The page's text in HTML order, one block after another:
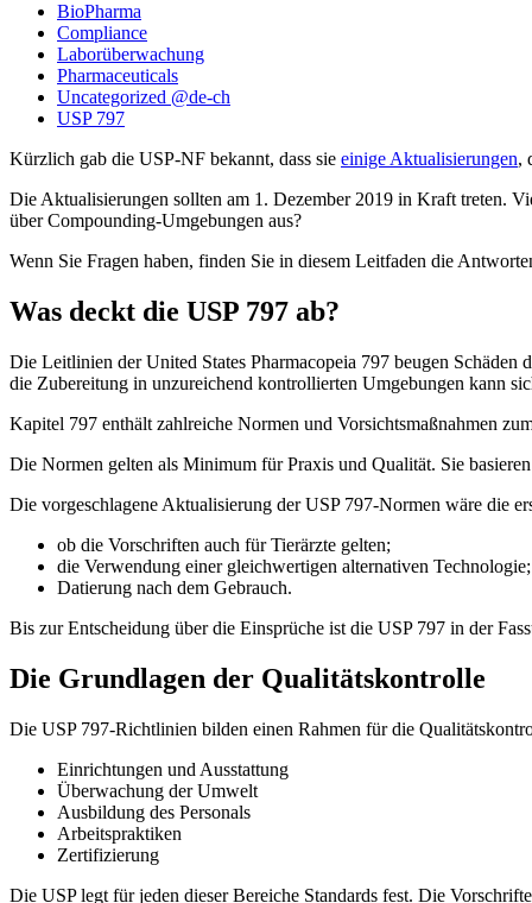
BioPharma
Compliance
Laborüberwachung
Pharmaceuticals
Uncategorized @de-ch
USP 797
Kürzlich gab die USP-NF bekannt, dass sie einige Aktualisierungen,
Die Aktualisierungen sollten am 1. Dezember 2019 in Kraft treten.
über Compounding-Umgebungen aus?
Wenn Sie Fragen haben, finden Sie in diesem Leitfaden die
Was deckt die USP 797 ab?
Die Leitlinien der United States Pharmacopeia 797 beugen Schäden
die Zubereitung in unzureichend kontrollierten Umgebungen kann
Kapitel 797 enthält zahlreiche Normen und Vorsichtsmaßnahmen
Die Normen gelten als Minimum für Praxis und Qualität. Sie
Die vorgeschlagene Aktualisierung der USP 797-Normen wäre die
ob die Vorschriften auch für Tierärzte gelten;
die Verwendung einer gleichwertigen alternativen
Datierung nach dem Gebrauch.
Bis zur Entscheidung über die Einsprüche ist die USP 797 in der
Die Grundlagen der Qualitätskontrolle
Die USP 797-Richtlinien bilden einen Rahmen für die
Einrichtungen und Ausstattung
Überwachung der Umwelt
Ausbildung des Personals
Arbeitspraktiken
Zertifizierung
Die USP legt für jeden dieser Bereiche Standards fest. Die